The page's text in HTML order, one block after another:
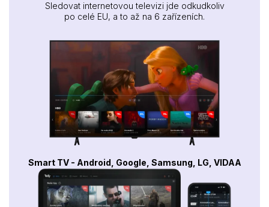
Sledovat internetovou televizi jde odkudkoliv
po celé EU, a to až na 6 zařízeních.
Smart TV - Android, Google, Samsung, LG, VIDAA